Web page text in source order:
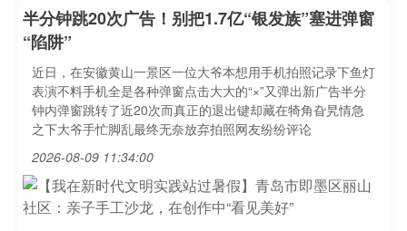
半分钟跳20次广告！别把1.7亿“银发族”塞进弹窗
“陷阱”
近日，在安徽黄山一景区一位大爷本想用手机拍照记录下鱼灯
表演不料手机全是各种弹窗点击大大的“×”又弹出新广告半分
钟内弹窗跳转了近20次而真正的退出键却藏在犄角旮旯情急
之下大爷手忙脚乱最终无奈放弃拍照网友纷纷评论
2026-08-09 11:34:00